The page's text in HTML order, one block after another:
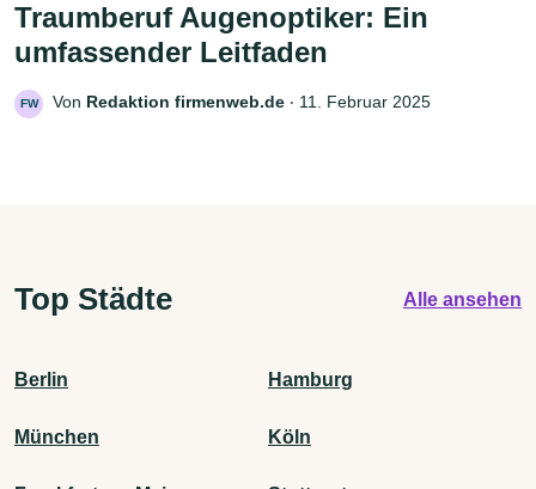
Traumberuf Augenoptiker: Ein
umfassender Leitfaden
FW Von Redaktion firmenweb.de ‧ 11. Februar 2025
Top Städte Alle ansehen
Berlin Hamburg
München Köln